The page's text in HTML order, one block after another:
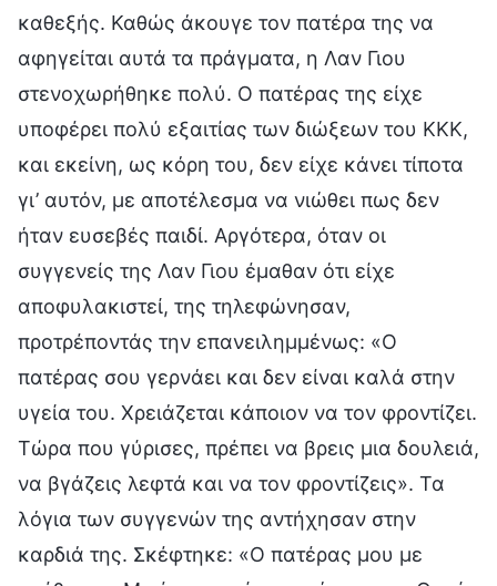
καθεξής. Καθώς άκουγε τον πατέρα της να
αφηγείται αυτά τα πράγματα, η Λαν Γιου
στενοχωρήθηκε πολύ. Ο πατέρας της είχε
υποφέρει πολύ εξαιτίας των διώξεων του ΚΚΚ,
και εκείνη, ως κόρη του, δεν είχε κάνει τίποτα
γι’ αυτόν, με αποτέλεσμα να νιώθει πως δεν
ήταν ευσεβές παιδί. Αργότερα, όταν οι
συγγενείς της Λαν Γιου έμαθαν ότι είχε
αποφυλακιστεί, της τηλεφώνησαν,
προτρέποντάς την επανειλημμένως: «Ο
πατέρας σου γερνάει και δεν είναι καλά στην
υγεία του. Χρειάζεται κάποιον να τον φροντίζει.
Τώρα που γύρισες, πρέπει να βρεις μια δουλειά,
να βγάζεις λεφτά και να τον φροντίζεις». Τα
λόγια των συγγενών της αντήχησαν στην
καρδιά της. Σκέφτηκε: «Ο πατέρας μου με